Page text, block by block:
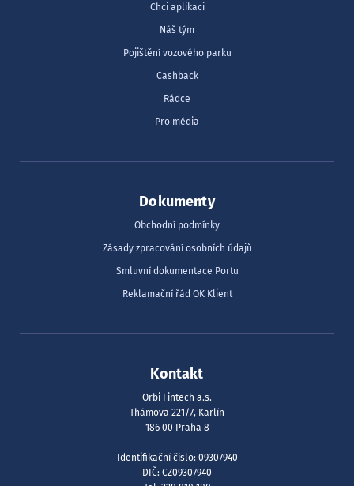
Chci aplikaci
Náš tým
Pojištění vozového parku
Cashback
Rádce
Pro média
Dokumenty
Obchodní podmínky
Zásady zpracování osobních údajů
Smluvní dokumentace Portu
Reklamační řád OK Klient
Kontakt
Orbi Fintech a.s.
Thámova 221/7, Karlín
186 00 Praha 8
Identifikační číslo: 09307940
DIČ: CZ09307940